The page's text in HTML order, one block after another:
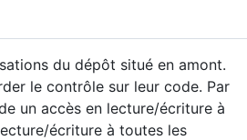
du dépôt situé en amont.
le contrôle sur leur code. Par
un accès en lecture/écriture à
écriture à toutes les